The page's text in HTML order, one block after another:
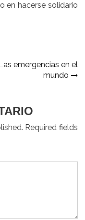
en hacerse solidario
Las emergencias en el
mundo
Required fields